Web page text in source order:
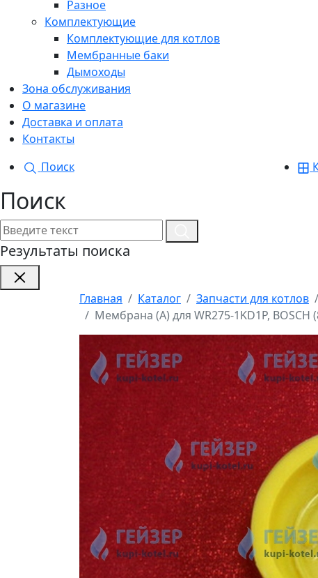
Разное
Комплектующие
Комплектующие для котлов
Мембранные баки
Дымоходы
Зона обслуживания
О магазине
Доставка и оплата
Контакты
Поиск
Поиск
Результаты поиска
Главная Каталог Запчасти для котлов
Мембрана (А) для WR275-1KD1P, BOSСH